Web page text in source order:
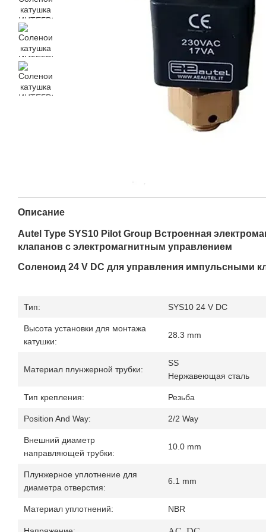
Описание
Autel Type SYS10 Pilot Group Встроенная
клапанов с электромагнитным управлением
Соленоид 24 V DC для управления импульсными
Тип: SYS10 24 V DC
Высота установки для монтажа
катушки:
28.3 mm
Материал плунжерной трубки:
SS
Нержавеющая сталь
Тип крепления: Резьба
Position And Way: 2/2 Way
Внешний диаметр
направляющей трубки:
10.0 mm
Плунжерное уплотнение для
диаметра отверстия:
6.1 mm
Материал уплотнений: NBR